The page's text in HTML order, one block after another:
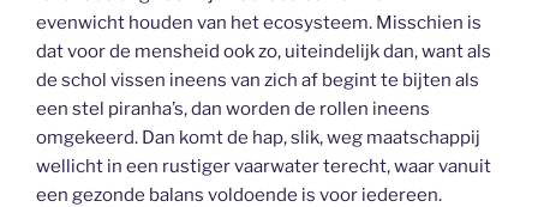
evenwicht houden van het ecosysteem. Misschien is
dat voor de mensheid ook zo, uiteindelijk dan, want als
de schol vissen ineens van zich af begint te bijten als
een stel piranha’s, dan worden de rollen ineens
omgekeerd. Dan komt de hap, slik, weg maatschappij
wellicht in een rustiger vaarwater terecht, waar vanuit
een gezonde balans voldoende is voor iedereen.